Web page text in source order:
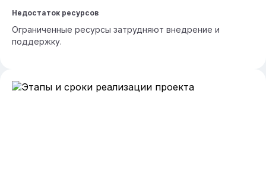
Недостаток ресурсов
Ограниченные ресурсы затрудняют внедрение и
поддержку.